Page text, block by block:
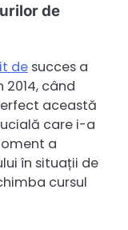
de
de succes a
când
această
care i-a
a
în situații de
cursul